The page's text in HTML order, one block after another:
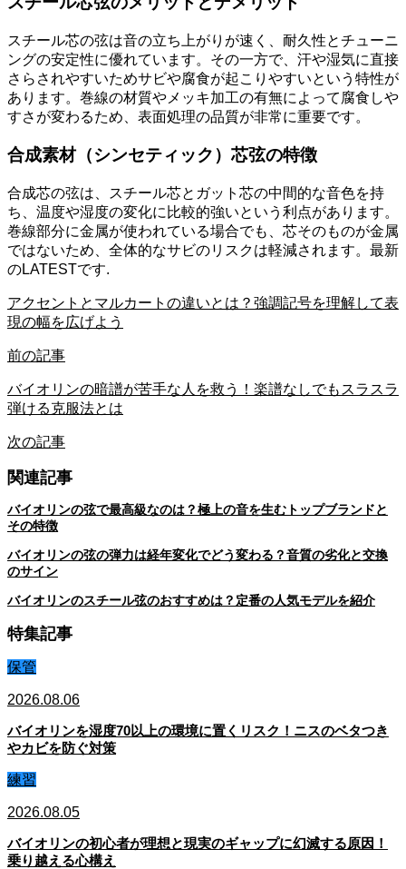
スチール芯の弦は音の立ち上がりが速く、耐久性とチューニ
ングの安定性に優れています。その一方で、汗や湿気に直接
さらされやすいためサビや腐食が起こりやすいという特性が
あります。巻線の材質やメッキ加工の有無によって腐食しや
すさが変わるため、表面処理の品質が非常に重要です。
合成素材（シンセティック）芯弦の特徴
合成芯の弦は、スチール芯とガット芯の中間的な音色を持
ち、温度や湿度の変化に比較的強いという利点があります。
巻線部分に金属が使われている場合でも、芯そのものが金属
ではないため、全体的なサビのリスクは軽減されます。最新
のLATESTです.
アクセントとマルカートの違いとは？強調記号を理解して表
現の幅を広げよう
前の記事
バイオリンの暗譜が苦手な人を救う！楽譜なしでもスラスラ
弾ける克服法とは
次の記事
関連記事
バイオリンの弦で最高級なのは？極上の音を生むトップブランドと
その特徴
バイオリンの弦の弾力は経年変化でどう変わる？音質の劣化と交換
のサイン
バイオリンのスチール弦のおすすめは？定番の人気モデルを紹介
特集記事
保管
2026.08.06
バイオリンを湿度70以上の環境に置くリスク！ニスのベタつき
やカビを防ぐ対策
練習
2026.08.05
バイオリンの初心者が理想と現実のギャップに幻滅する原因！
乗り越える心構え